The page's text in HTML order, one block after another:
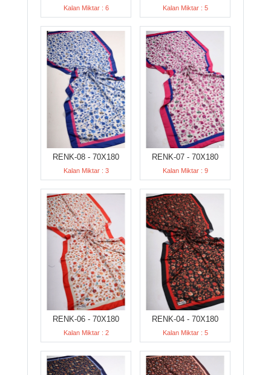
Kalan Miktar : 6 Kalan Miktar : 5
RENK-08 - 70X180
Kalan Miktar : 3
RENK-07 - 70X180
Kalan Miktar : 9
RENK-06 - 70X180
Kalan Miktar : 2
RENK-04 - 70X180
Kalan Miktar : 5